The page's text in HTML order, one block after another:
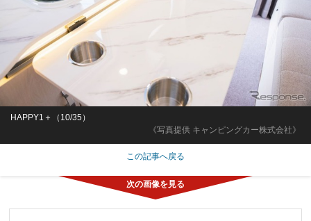
《写真提供 キャンピングカー株式会社》
HAPPY1＋（10/35）
この記事へ戻る